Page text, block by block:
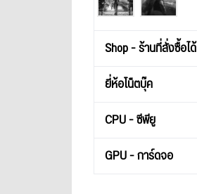
Shop - ร้านที่สั่งซื้อได้
ยี่ห้อโน็ตบุ๊ค
CPU - ซีพียู
GPU - การ์ดจอ